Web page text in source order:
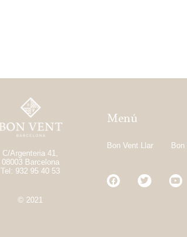
C/Argenteria 41,
08003 Barcelona
Tel: 932 95 40 53
© 2021
Menú
Bon Vent Llar